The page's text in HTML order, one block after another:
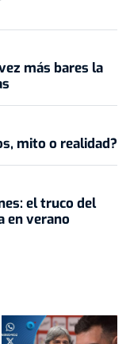
más bares la
mito o realidad?
el truco del
en verano